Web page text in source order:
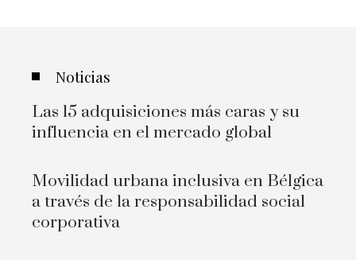
Noticias
Las 15 adquisiciones más caras y su
influencia en el mercado global
Movilidad urbana inclusiva en Bélgica
a través de la responsabilidad social
corporativa